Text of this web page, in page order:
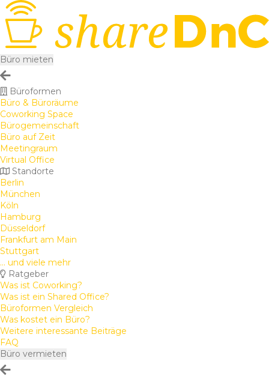
Büro mieten
Büroformen
Büro & Büroräume
Coworking Space
Bürogemeinschaft
Büro auf Zeit
Meetingraum
Virtual Office
Standorte
Berlin
München
Köln
Hamburg
Düsseldorf
Frankfurt am Main
Stuttgart
... und viele mehr
Ratgeber
Was ist Coworking?
Was ist ein Shared Office?
Büroformen Vergleich
Was kostet ein Büro?
Weitere interessante Beiträge
FAQ
Büro vermieten